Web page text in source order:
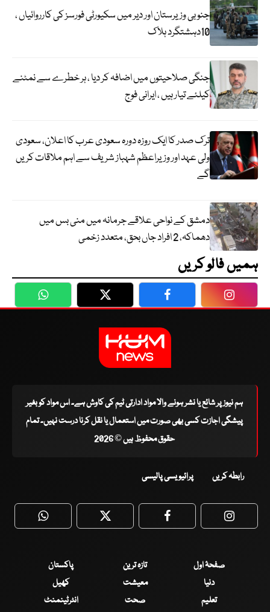
جنوبی وزیرستان اور دیر میں سکیورٹی فورسز کی کارروائیاں ،
10دہشتگرد ہلاک
جنگی صلاحیتوں میں اضافہ کر دیا ، ہر خطرے سے نمٹنے
کیلئے تیار ہیں ، ایرانی فوج
ترک صدر کا ایک روزہ دورہ سعودی عرب کا اعلان، سعودی
ولی عہد اور وزیراعظم شہباز شریف سے اہم ملاقات کریں
گے
دمشق کے نواحی علاقے جرمانہ میں منی بس میں
دھماکہ، 2 افراد جاں بحق، متعدد زخمی
ہمیں فالو کریں
WhatsApp Twitter Facebook
ہم نیوز پر شائع یا نشر ہونے والا مواد ادارتی ٹیم کی کاوش ہے۔ اس مواد کو بغیر
پیشگی اجازت کسی بھی صورت میں استعمال یا نقل کرنا درست نہیں۔ تمام
حقوق محفوظ ہیں © 2026
رابطہ کریں پرائیویسی پالیسی
WhatsApp Twitter Facebook
صفحۂ اول تازہ ترین
پاکستان
دنیا
معیشت
کھیل
تعلیم
صحت
انٹرٹینمنٹ